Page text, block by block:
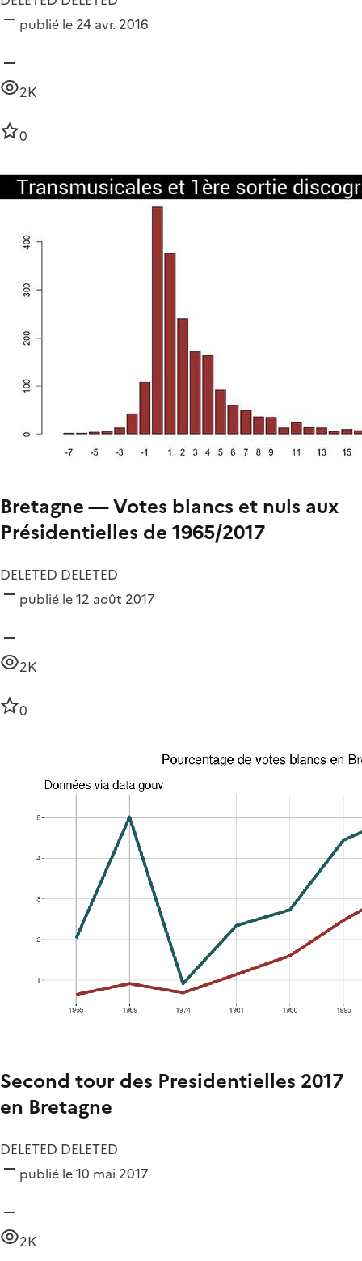
publié le 24 avr. 2016
2K
0
Bretagne — Votes blancs et nuls aux
Présidentielles de 1965/2017
DELETED DELETED
publié le 12 août 2017
2K
0
Second tour des Presidentielles 2017
en Bretagne
DELETED DELETED
publié le 10 mai 2017
2K